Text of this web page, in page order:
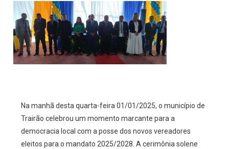
Na manhã desta quarta-feira 01/01/2025, o município de
Trairão celebrou um momento marcante para a
democracia local com a posse dos novos vereadores
eleitos para o mandato 2025/2028. A cerimônia solene